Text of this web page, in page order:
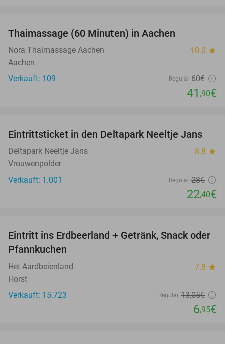
Thaimassage (60 Minuten) in Aachen
Nora Thaimassage Aachen 10.0 star
Aachen
Verkauft: 109
Regulär 60€
41 ,90€
20%
Eintrittsticket in den Deltapark Neeltje Jans
Deltapark Neeltje Jans 8.8 star
Vrouwenpolder
Verkauft: 1.001
Regulär 28€
22,40€
47%
Eintritt ins Erdbeerland + Getränk, Snack oder
Pfannkuchen
Het Aardbeienland 7.8 star
Horst
Verkauft: 15.723
Regulär 13,05€
6,95€